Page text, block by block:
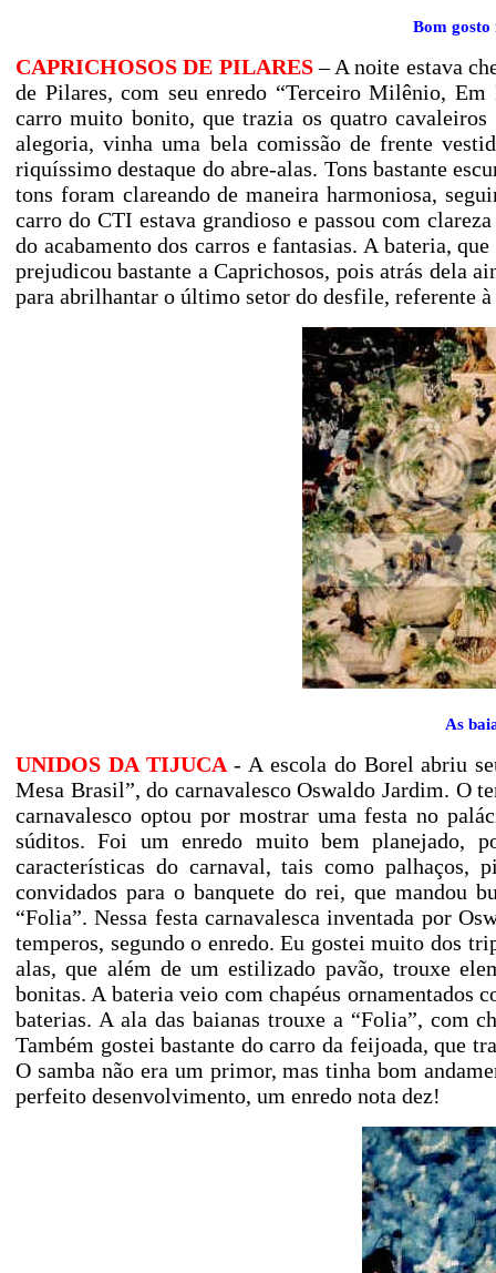
Bom gosto
CAPRICHOSOS DE PILARES– A noite estava
de Pilares, com seu enredo “Terceiro Milênio,
carro muito bonito, que trazia os quatro
alegoria, vinha uma bela comissão de frente
riquíssimo destaque do abre-alas. Tons bastante
tons foram clareando de maneira harmoniosa,
carro do CTI estava grandioso e passou com
do acabamento dos carros e fantasias. A bateria,
prejudicou bastante a Caprichosos, pois atrás dela
para abrilhantar o último setor do desfile, referente
As
UNIDOS DA TIJUCA- A escola do Borel abriu
Mesa Brasil”, do carnavalesco Oswaldo Jardim. O
carnavalesco optou por mostrar uma festa no
súditos. Foi um enredo muito bem planejado,
características do carnaval, tais como palhaços,
convidados para o banquete do rei, que mandou
“Folia”. Nessa festa carnavalesca inventada por
temperos, segundo o enredo. Eu gostei muito dos
alas, que além de um estilizado pavão, trouxe
bonitas. A bateria veio com chapéus ornamentados
baterias. A ala das baianas trouxe a “Folia”, com
Também gostei bastante do carro da feijoada, que
O samba não era um primor, mas tinha bom
perfeito desenvolvimento, um enredo nota dez!